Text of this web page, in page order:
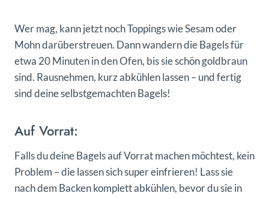
Wer mag, kann jetzt noch Toppings wie Sesam oder
Mohn darüberstreuen. Dann wandern die Bagels für
etwa 20 Minuten in den Ofen, bis sie schön goldbraun
sind. Rausnehmen, kurz abkühlen lassen – und fertig
sind deine selbstgemachten Bagels!
Auf Vorrat:
Falls du deine Bagels auf Vorrat machen möchtest, kein
Problem – die lassen sich super einfrieren! Lass sie
nach dem Backen komplett abkühlen, bevor du sie in